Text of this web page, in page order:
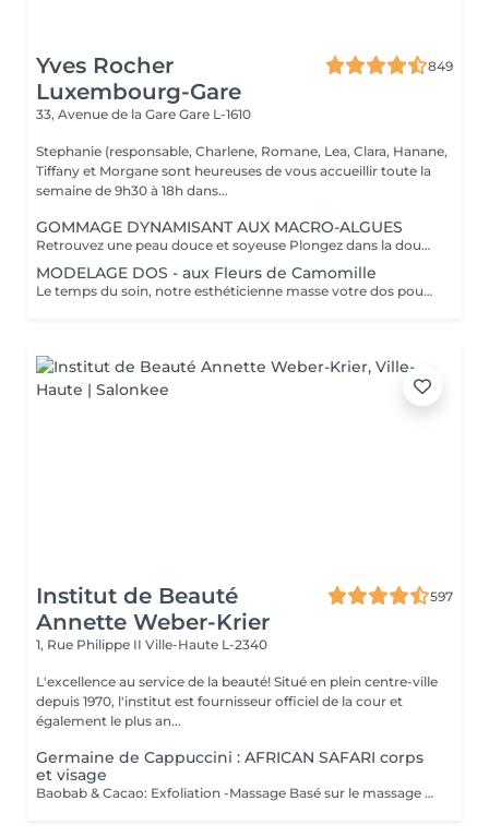
Yves Rocher
Luxembourg-Gare
849
33, Avenue de la Gare Gare L-1610
Stephanie (responsable, Charlene, Romane, Lea, Clara, Hanane,
Tiffany et Morgane sont heureuses de vous accueillir toute la
semaine de 9h30 à 18h dans...
GOMMAGE DYNAMISANT AUX MACRO-ALGUES
Retrouvez une peau douce et soyeuse Plongez dans la douceur tropicale dIndonésie à travers les notes épicées des huiles essentielles de Girofle et de Muscade. Ce gommage aux effluves chauds et naturels vous transporte tout en exfoliant délicatement votre peau : elle est douce, lumineuse et satinée.
MODELAGE DOS - aux Fleurs de Camomille
Le temps du soin, notre esthéticienne masse votre dos pour un confort sans précédent.
Institut de Beauté
Annette Weber-Krier
597
1, Rue Philippe II Ville-Haute L-2340
L'excellence au service de la beauté! Situé en plein centre-ville
depuis 1970, l'institut est fournisseur officiel de la cour et
également le plus an...
Germaine de Cappuccini : AFRICAN SAFARI corps
et visage
Baobab & Cacao: Exfoliation -Massage Basé sur le massage Hilotra de Madagascar, il combine des techniques ancestrales africaines et asiatiques pour générer une sensation de connexion avec la nature et un équilibre corporel. AFRICAN BLISS : Massage SWEET Maternity: Basé sur la technique du drainage lymphatique, ce rituel combine des mouvements ascendants et des mouvements enveloppants qui favorisent une sensation de légèreté et de confort immédiate dans les jambes Light Legs : Basé sur la technique du drainage lymphatique, ce rituel combine des mouvements ascendants et des mouvements enveloppants qui favorisent une sensation de légèreté et de confort immédiate dans les jambes